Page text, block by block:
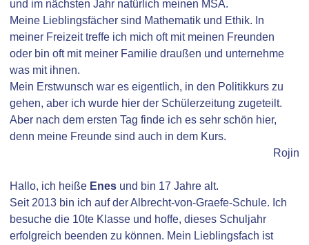
und im nächsten Jahr natürlich meinen MSA.
Meine Lieblingsfächer sind Mathematik und Ethik. In
meiner Freizeit treffe ich mich oft mit meinen Freunden
oder bin oft mit meiner Familie draußen und unternehme
was mit ihnen.
Mein Erstwunsch war es eigentlich, in den Politikkurs zu
gehen, aber ich wurde hier der Schülerzeitung zugeteilt.
Aber nach dem ersten Tag finde ich es sehr schön hier,
denn meine Freunde sind auch in dem Kurs.
Rojin
Hallo, ich heiße Enes und bin 17 Jahre alt.
Seit 2013 bin ich auf der Albrecht-von-Graefe-Schule. Ich
besuche die 10te Klasse und hoffe, dieses Schuljahr
erfolgreich beenden zu können. Mein Lieblingsfach ist